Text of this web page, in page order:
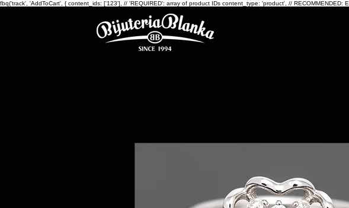
fbq('track', 'AddToCart', { content_ids: ['123'], // 'REQUIRED': array of product IDs content_type: 'product', //